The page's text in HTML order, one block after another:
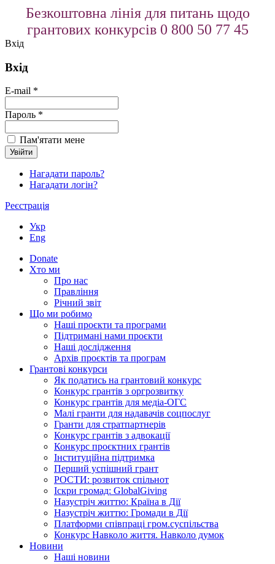
Безкоштовна лінія для питань щодо
грантових конкурсів 0 800 50 77 45
Вхід
Вхід
E-mail *
Пароль *
Пам'ятати мене
Нагадати пароль?
Нагадати логін?
Реєстрація
Укр
Eng
Donate
Хто ми
Про нас
Правління
Річний звіт
Що ми робимо
Наші проєкти та програми
Підтримані нами проєкти
Наші дослідження
Архів проєктів та програм
Грантові конкурси
Як податись на грантовий конкурс
Конкурс грантів з оргрозвитку
Конкурс грантів для медіа-ОГС
Малі гранти для надавачів соцпослуг
Гранти для стратпартнерів
Конкурс грантів з адвокації
Конкурс проєктних грантів
Інституційна підтримка
Перший успішний грант
РОСТИ: розвиток спільнот
Іскри громад: GlobalGiving
Назустріч життю: Країна в Дії
Назустріч життю: Громади в Дії
Платформи співпраці гром.суспільства
Конкурс Навколо життя. Навколо думок
Новини
Наші новини